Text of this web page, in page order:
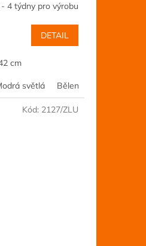
Třešeň Růžová
Buk Dub Javor
- 4 týdny pro výrobu
DETAIL
cm
světlá Bělený smrk
Kód: 2127/ZLU